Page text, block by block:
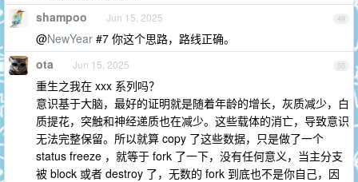
49
shampoo Jun 15, 2025
@NewYear #7 你这个思路，路线正确。
50
ota Jun 15, 2025
重生之我在 xxx 系列吗？
意识基于大脑，最好的证明就是随着年龄的增长，灰质减少，白
质提花，突触和神经递质也在减少。这些载体的消亡，导致意识
无法完整保留。所以就算 copy 了这些数据，只是做了一个
status freeze ，就等于 fork 了一下，没有任何意义，当主分支
被 block 或者 destroy 了，无数的 fork 到底也不是你自己，因